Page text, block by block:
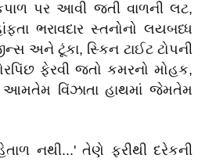
પર આવી જતી વાળની લટ,
ભરાવદાર સ્તનોનો લયબધ્ધ
અને ટૂંકા, સ્કિન ટાઈટ ટોપની
ફેરવી જતો કમરનો મોહક,
વિંઝાતા હાથમાં જેમતેમ
નથી...' તેણે ફરીથી દરેકની